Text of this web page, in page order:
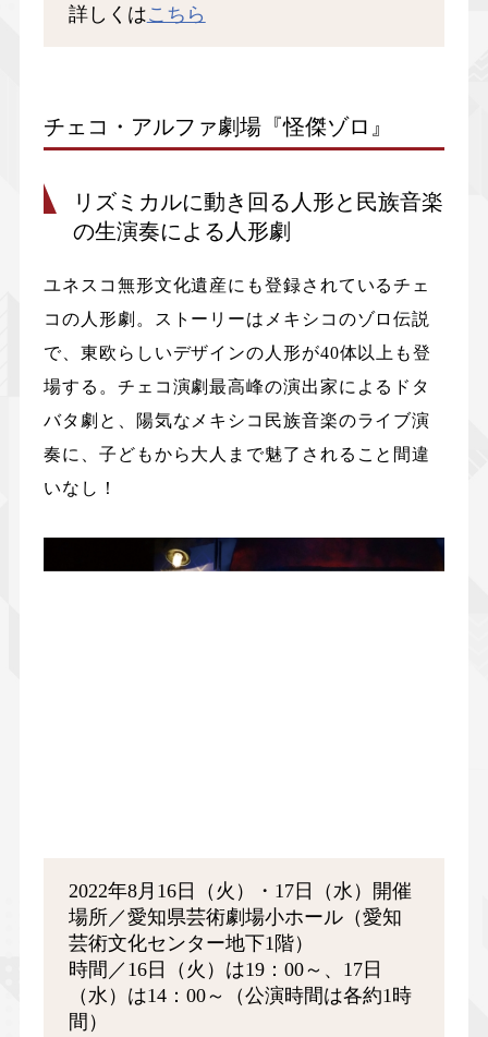
詳しくはこちら
チェコ・アルファ劇場『怪傑ゾロ』
リズミカルに動き回る人形と民族音楽
の生演奏による人形劇
ユネスコ無形文化遺産にも登録されているチェ
コの人形劇。ストーリーはメキシコのゾロ伝説
で、東欧らしいデザインの人形が40体以上も登
場する。チェコ演劇最高峰の演出家によるドタ
バタ劇と、陽気なメキシコ民族音楽のライブ演
奏に、子どもから大人まで魅了されること間違
いなし！
2022年8月16日（火）・17日（水）開催
場所／愛知県芸術劇場小ホール（愛知
芸術文化センター地下1階）
時間／16日（火）は19：00～、17日
（水）は14：00～（公演時間は各約1時
間）